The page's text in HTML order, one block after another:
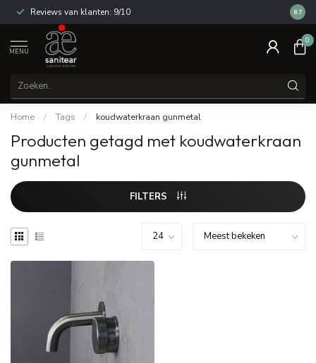
Reviews van klanten: 9/10 14
8.7
MENU
0
Home / Tags / koudwaterkraan gunmetal
Producten getagd met koudwaterkraan
gunmetal
FILTERS